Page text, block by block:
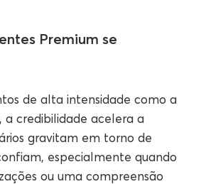
Premium se
de alta intensidade como a
a credibilidade acelera a
gravitam em torno de
especialmente quando
ou uma compreensão